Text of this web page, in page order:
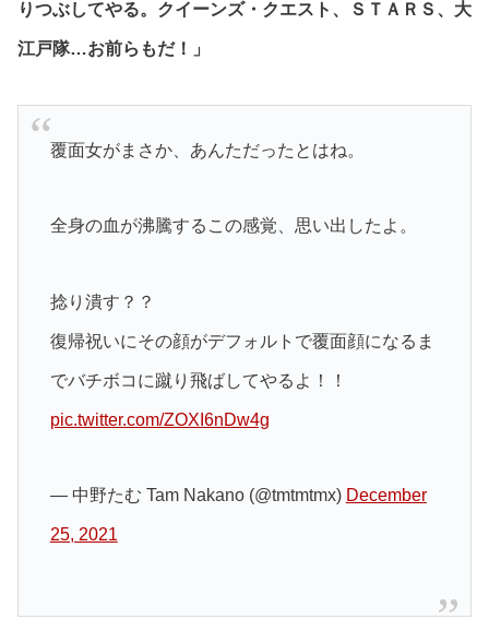
りつぶしてやる。クイーンズ・クエスト、ＳＴＡＲＳ、大
江戸隊…お前らもだ！」
覆面女がまさか、あんただったとはね。
全身の血が沸騰するこの感覚、思い出したよ。
捻り潰す？？
復帰祝いにその顔がデフォルトで覆面顔になるま
でバチボコに蹴り飛ばしてやるよ！！
pic.twitter.com/ZOXI6nDw4g
— 中野たむ Tam Nakano (@tmtmtmx) December
25, 2021